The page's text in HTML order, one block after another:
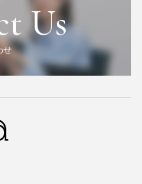
Us
せ